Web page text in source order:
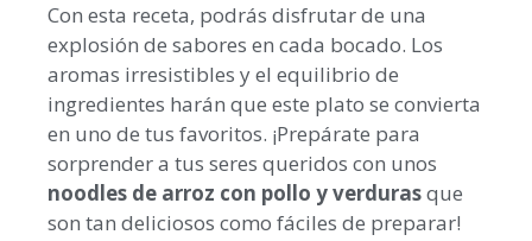
Con esta receta, podrás disfrutar de una
explosión de sabores en cada bocado. Los
aromas irresistibles y el equilibrio de
ingredientes harán que este plato se convierta
en uno de tus favoritos. ¡Prepárate para
sorprender a tus seres queridos con unos
noodles de arroz con pollo y verdurasque
son tan deliciosos como fáciles de preparar!